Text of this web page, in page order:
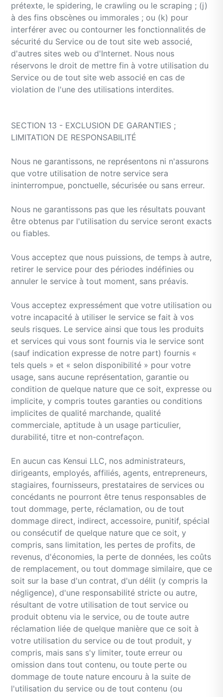
prétexte, le spidering, le crawling ou le scraping ; (j)
à des fins obscènes ou immorales ; ou (k) pour
interférer avec ou contourner les fonctionnalités de
sécurité du Service ou de tout site web associé,
d'autres sites web ou d'Internet. Nous nous
réservons le droit de mettre fin à votre utilisation du
Service ou de tout site web associé en cas de
violation de l'une des utilisations interdites.
SECTION 13 - EXCLUSION DE GARANTIES ;
LIMITATION DE RESPONSABILITÉ
Nous ne garantissons, ne représentons ni n'assurons
que votre utilisation de notre service sera
ininterrompue, ponctuelle, sécurisée ou sans erreur.
Nous ne garantissons pas que les résultats pouvant
être obtenus par l'utilisation du service seront exacts
ou fiables.
Vous acceptez que nous puissions, de temps à autre,
retirer le service pour des périodes indéfinies ou
annuler le service à tout moment, sans préavis.
Vous acceptez expressément que votre utilisation ou
votre incapacité à utiliser le service se fait à vos
seuls risques. Le service ainsi que tous les produits
et services qui vous sont fournis via le service sont
(sauf indication expresse de notre part) fournis «
tels quels » et « selon disponibilité » pour votre
usage, sans aucune représentation, garantie ou
condition de quelque nature que ce soit, expresse ou
implicite, y compris toutes garanties ou conditions
implicites de qualité marchande, qualité
commerciale, aptitude à un usage particulier,
durabilité, titre et non-contrefaçon.
En aucun cas Kensui LLC, nos administrateurs,
dirigeants, employés, affiliés, agents, entrepreneurs,
stagiaires, fournisseurs, prestataires de services ou
concédants ne pourront être tenus responsables de
tout dommage, perte, réclamation, ou de tout
dommage direct, indirect, accessoire, punitif, spécial
ou consécutif de quelque nature que ce soit, y
compris, sans limitation, les pertes de profits, de
revenus, d'économies, la perte de données, les coûts
de remplacement, ou tout dommage similaire, que ce
soit sur la base d'un contrat, d'un délit (y compris la
négligence), d'une responsabilité stricte ou autre,
résultant de votre utilisation de tout service ou
produit obtenu via le service, ou de toute autre
réclamation liée de quelque manière que ce soit à
votre utilisation du service ou de tout produit, y
compris, mais sans s'y limiter, toute erreur ou
omission dans tout contenu, ou toute perte ou
dommage de toute nature encouru à la suite de
l'utilisation du service ou de tout contenu (ou